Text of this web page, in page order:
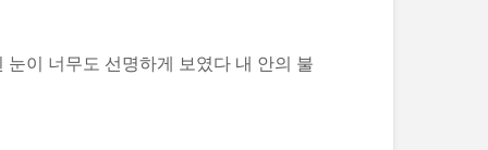
이 너무도 선명하게 보였다 내 안의 불